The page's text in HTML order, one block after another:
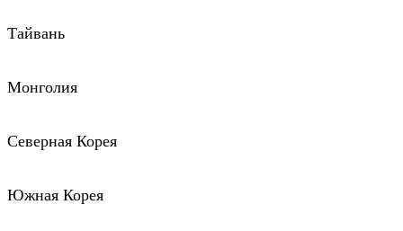
Тайвань
Монголия
Северная Корея
Южная Корея